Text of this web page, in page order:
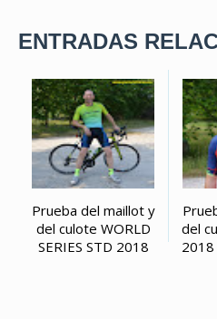
ENTRADAS
Prueba del maillot y
del culote WORLD
SERIES STD 2018
del
2018